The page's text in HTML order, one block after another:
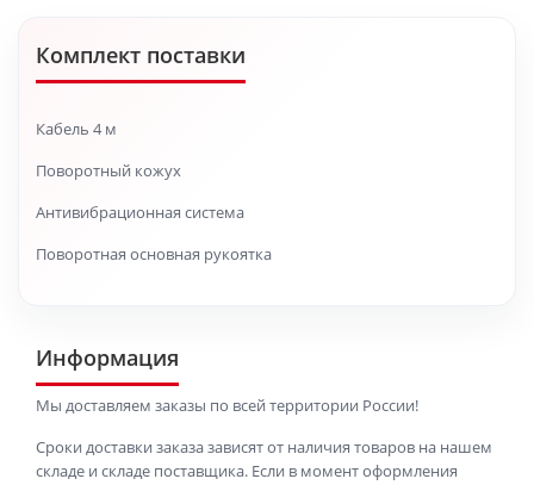
Комплект поставки
Кабель 4 м
Поворотный кожух
Антивибрационная система
Поворотная основная рукоятка
Информация
Мы доставляем заказы по всей территории России!
Сроки доставки заказа зависят от наличия товаров на нашем
складе и складе поставщика. Если в момент оформления